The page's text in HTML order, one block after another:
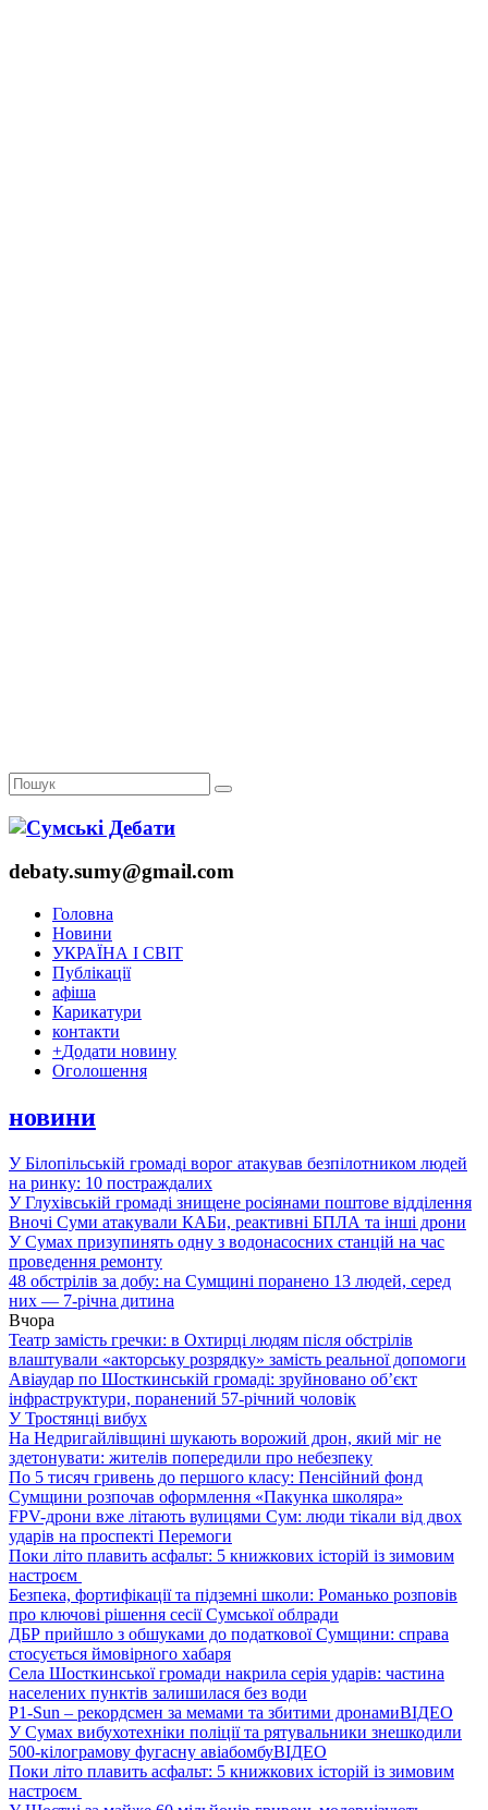
debaty.sumy@gmail.com
Головна
Новини
УКРАЇНА І СВІТ
Публікації
афіша
Карикатури
контакти
+Додати новину
Оголошення
новини
У Білопільській громаді ворог атакував безпілотником людей
на ринку: 10 постраждалих
У Глухівській громаді знищене росіянами поштове відділення
Вночі Суми атакували КАБи, реактивні БПЛА та інші дрони
У Сумах призупинять одну з водонасосних станцій на час
проведення ремонту
48 обстрілів за добу: на Сумщині поранено 13 людей, серед
них — 7-річна дитина
Вчора
Театр замість гречки: в Охтирці людям після обстрілів
влаштували «акторську розрядку» замість реальної допомоги
Авіаудар по Шосткинській громаді: зруйновано об’єкт
інфраструктури, поранений 57-річний чоловік
У Тростянці вибух
На Недригайлівщині шукають ворожий дрон, який міг не
здетонувати: жителів попередили про небезпеку
По 5 тисяч гривень до першого класу: Пенсійний фонд
Сумщини розпочав оформлення «Пакунка школяра»
FPV-дрони вже літають вулицями Сум: люди тікали від двох
ударів на проспекті Перемоги
Поки літо плавить асфальт: 5 книжкових історій із зимовим
настроєм
Безпека, фортифікації та підземні школи: Романько розповів
про ключові рішення сесії Сумської облради
ДБР прийшло з обшуками до податкової Сумщини: справа
стосується ймовірного хабаря
Села Шосткинської громади накрила серія ударів: частина
населених пунктів залишилася без води
P1-Sun – рекордсмен за мемами та збитими дронамиВІДЕО
У Сумах вибухотехніки поліції та рятувальники знешкодили
500-кілограмову фугасну авіабомбуВІДЕО
Поки літо плавить асфальт: 5 книжкових історій із зимовим
настроєм